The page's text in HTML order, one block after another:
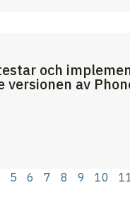
och
versionen av
5 6 7 8 9 10